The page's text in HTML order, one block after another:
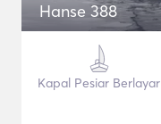
Hanse 388
Kapal Pesiar Berlayar